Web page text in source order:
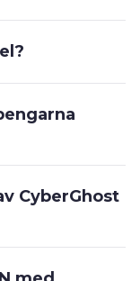
CyberGhost